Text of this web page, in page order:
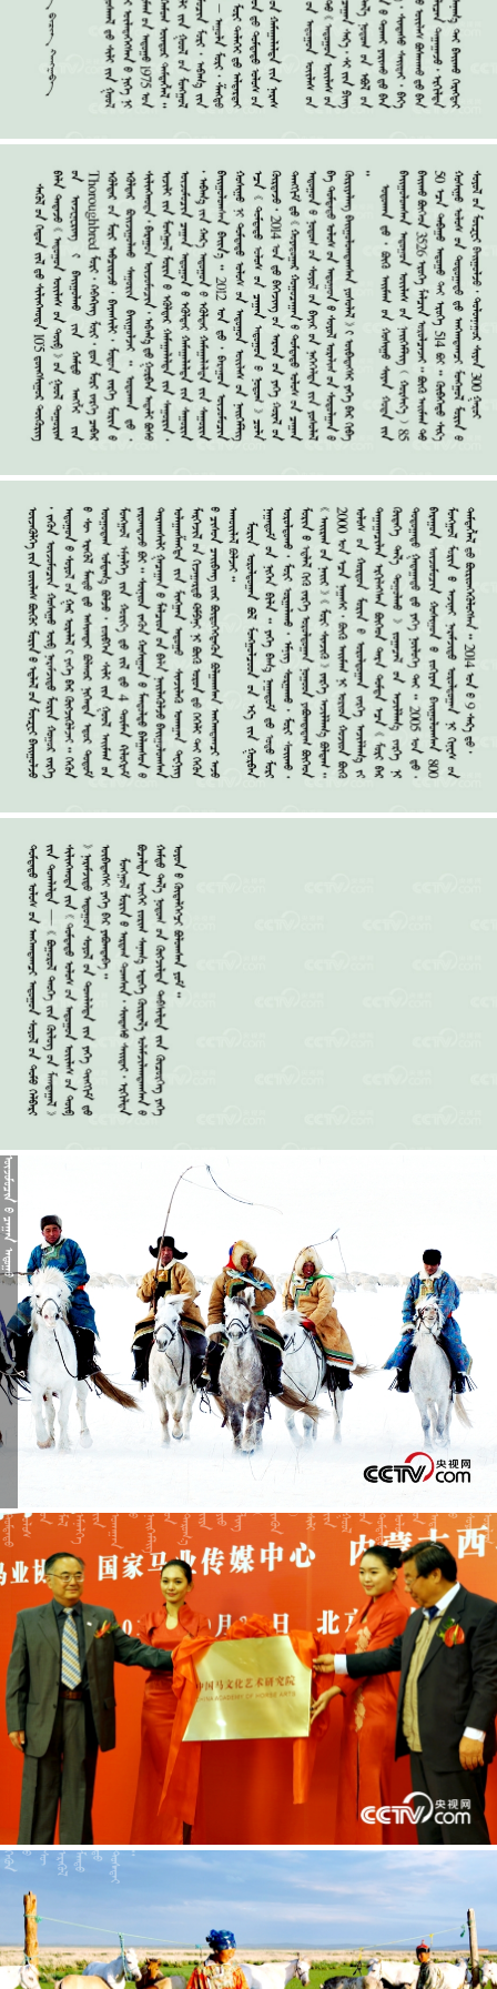
   



















































































































































































 